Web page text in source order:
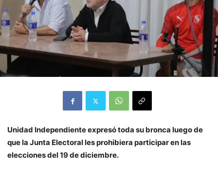
Unidad Independiente expresó toda su bronca luego de
que la Junta Electoral les prohibiera participar en las
elecciones del 19 de diciembre.